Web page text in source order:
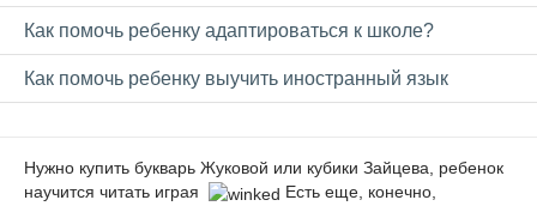
Как помочь ребенку адаптироваться к школе?
Как помочь ребенку выучить иностранный язык
Нужно купить букварь Жуковой или кубики Зайцева, ребенок
научится читать играя
Есть еще, конечно,